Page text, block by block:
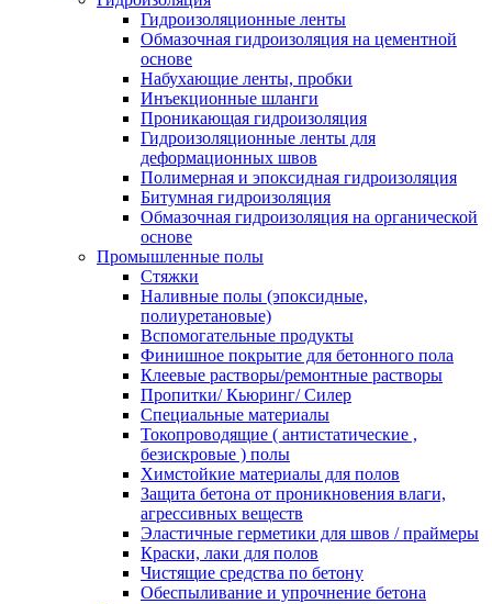
Гидроизоляционные ленты
Обмазочная гидроизоляция на цементной
основе
Набухающие ленты, пробки
Инъекционные шланги
Проникающая гидроизоляция
Гидроизоляционные ленты для
деформационных швов
Полимерная и эпоксидная гидроизоляция
Битумная гидроизоляция
Обмазочная гидроизоляция на органической
основе
Промышленные полы
Стяжки
Наливные полы (эпоксидные,
полиуретановые)
Вспомогательные продукты
Финишное покрытие для бетонного пола
Клеевые растворы/ремонтные растворы
Пропитки/ Кьюринг/ Силер
Специальные материалы
Токопроводящие ( антистатические ,
безискровые ) полы
Химстойкие материалы для полов
Защита бетона от проникновения влаги,
агрессивных веществ
Эластичные герметики для швов / праймеры
Краски, лаки для полов
Чистящие средства по бетону
Обеспыливание и упрочнение бетона